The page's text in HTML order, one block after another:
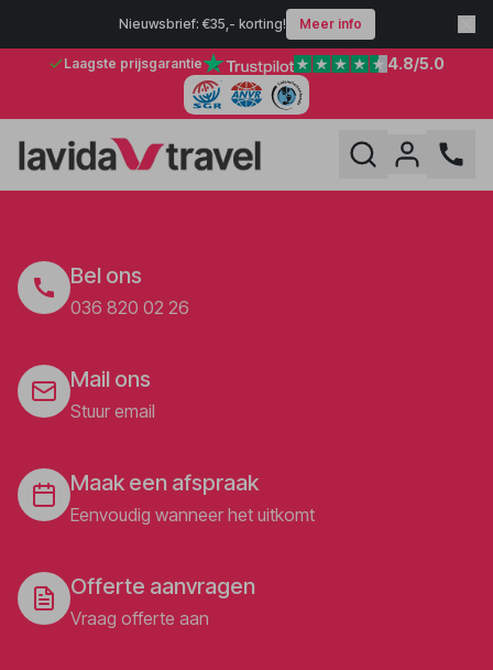
Nieuwsbrief: €35,- korting! Meer info
Laagste prijsgarantie 4.8/5.0
Bel ons
036 820 02 26
Mail ons
Stuur email
Maak een afspraak
Eenvoudig wanneer het uitkomt
Offerte aanvragen
Vraag offerte aan